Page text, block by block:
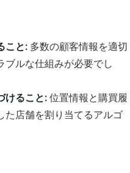
こと: 多数の顧客情報を適切
ブルな仕組みが必要でし
けること:位置情報と購買履
た店舗を割り当てるアルゴ